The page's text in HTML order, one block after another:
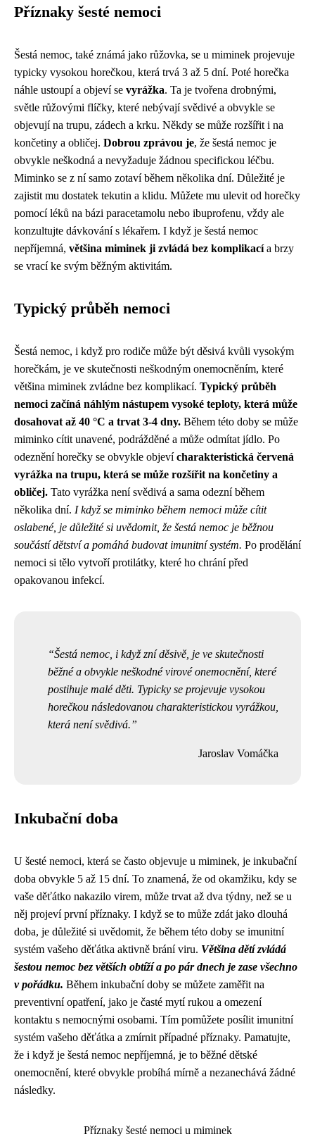
Příznaky šesté nemoci
Šestá nemoc, také známá jako růžovka, se u miminek projevuje
typicky vysokou horečkou, která trvá 3 až 5 dní. Poté horečka
náhle ustoupí a objeví se vyrážka. Ta je tvořena drobnými,
světle růžovými flíčky, které nebývají svědivé a obvykle se
objevují na trupu, zádech a krku. Někdy se může rozšířit i na
končetiny a obličej. Dobrou zprávou je, že šestá nemoc je
obvykle neškodná a nevyžaduje žádnou specifickou léčbu.
Miminko se z ní samo zotaví během několika dní. Důležité je
zajistit mu dostatek tekutin a klidu. Můžete mu ulevit od horečky
pomocí léků na bázi paracetamolu nebo ibuprofenu, vždy ale
konzultujte dávkování s lékařem. I když je šestá nemoc
nepříjemná, většina miminek ji zvládá bez komplikacía brzy
se vrací ke svým běžným aktivitám.
Typický průběh nemoci
Šestá nemoc, i když pro rodiče může být děsivá kvůli vysokým
horečkám, je ve skutečnosti neškodným onemocněním, které
většina miminek zvládne bez komplikací. Typický průběh
nemoci začíná náhlým nástupem vysoké teploty, která může
dosahovat až 40 °C a trvat 3-4 dny. Během této doby se může
miminko cítit unavené, podrážděné a může odmítat jídlo. Po
odeznění horečky se obvykle objevícharakteristická červená
vyrážka na trupu, která se může rozšířit na končetiny a
obličej. Tato vyrážka není svědivá a sama odezní během
několika dní. I když se miminko během nemoci může cítit
oslabené, je důležité si uvědomit, že šestá nemoc je běžnou
součástí dětství a pomáhá budovat imunitní systém. Po prodělání
nemoci si tělo vytvoří protilátky, které ho chrání před
opakovanou infekcí.
Šestá nemoc, i když zní děsivě, je ve skutečnosti
běžné a obvykle neškodné virové onemocnění, které
postihuje malé děti. Typicky se projevuje vysokou
horečkou následovanou charakteristickou vyrážkou,
která není svědivá.
Jaroslav Vomáčka
Inkubační doba
U šesté nemoci, která se často objevuje u miminek, je inkubační
doba obvykle 5 až 15 dní. To znamená, že od okamžiku, kdy se
vaše děťátko nakazilo virem, může trvat až dva týdny, než se u
něj projeví první příznaky. I když se to může zdát jako dlouhá
doba, je důležité si uvědomit, že během této doby se imunitní
systém vašeho děťátka aktivně brání viru. Většina dětí zvládá
šestou nemoc bez větších obtíží a po pár dnech je zase všechno
v pořádku. Během inkubační doby se můžete zaměřit na
preventivní opatření, jako je časté mytí rukou a omezení
kontaktu s nemocnými osobami. Tím pomůžete posílit imunitní
systém vašeho děťátka a zmírnit případné příznaky. Pamatujte,
že i když je šestá nemoc nepříjemná, je to běžné dětské
onemocnění, které obvykle probíhá mírně a nezanechává žádné
následky.
Příznaky šesté nemoci u miminek